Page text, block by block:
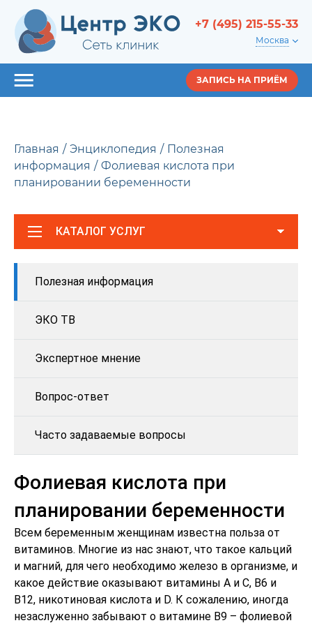
+7 (495) 215-55-33
Москва
ЗАПИСЬ НА ПРИЁМ
Главная Энциклопедия
Полезная
информация
Фолиевая кислота при
планировании беременности
КАТАЛОГ УСЛУГ
Полезная информация
ЭКО ТВ
Экспертное мнение
Вопрос-ответ
Часто задаваемые вопросы
Фолиевая кислота при
планировании беременности
Всем беременным женщинам известна польза от
витаминов. Многие из нас знают, что такое кальций
и магний, для чего необходимо железо в организме, и
какое действие оказывают витамины А и С, В6 и
В12, никотиновая кислота и D. К сожалению, иногда
незаслуженно забывают о витамине В9 – фолиевой